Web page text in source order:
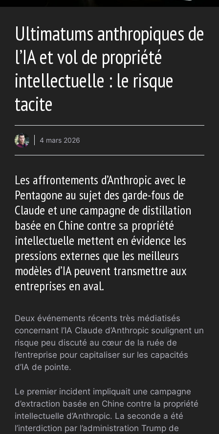
Ultimatums anthropiques de
l’IA et vol de propriété
intellectuelle : le risque
tacite
4 mars 2026
Les affrontements d’Anthropic avec le
Pentagone au sujet des garde-fous de
Claude et une campagne de distillation
basée en Chine contre sa propriété
intellectuelle mettent en évidence les
pressions externes que les meilleurs
modèles d’IA peuvent transmettre aux
entreprises en aval.
Deux événements récents très médiatisés
concernant l’IA Claude d’Anthropic soulignent un
risque peu discuté au cœur de la ruée de
l’entreprise pour capitaliser sur les capacités
d’IA de pointe.
Le premier incident impliquait une campagne
d’extraction basée en Chine contre la propriété
intellectuelle d’Anthropic. La seconde a été
l’interdiction par l’administration Trump de